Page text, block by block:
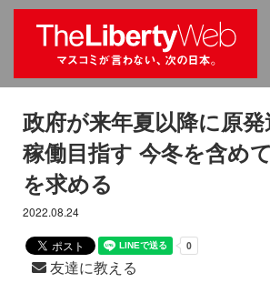
政府が来年夏以降に原
稼働目指す 今冬を含め
を求める
2022.08.24
友達に教える